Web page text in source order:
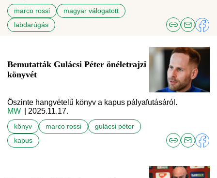
marco rossi
magyar válogatott
labdarúgás
Bemutatták Gulácsi Péter önéletrajzi
könyvét
Őszinte hangvételű könyv a kapus pályafutásáról.
MW
| 2025.11.17.
könyv marco rossi
gulácsi péter
kapus